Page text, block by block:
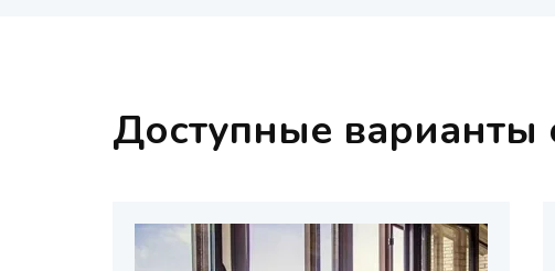
Доступные варианты